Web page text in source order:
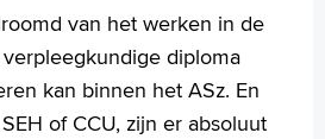
van het werken in de
diploma
kan binnen het ASz. En
of CCU, zijn er absoluut